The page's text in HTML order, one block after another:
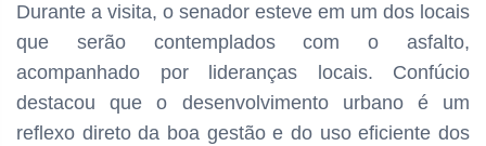
Durante a visita, o senador esteve em um dos locais
que serão contemplados com o asfalto,
acompanhado por lideranças locais. Confúcio
destacou que o desenvolvimento urbano é um
reflexo direto da boa gestão e do uso eficiente dos